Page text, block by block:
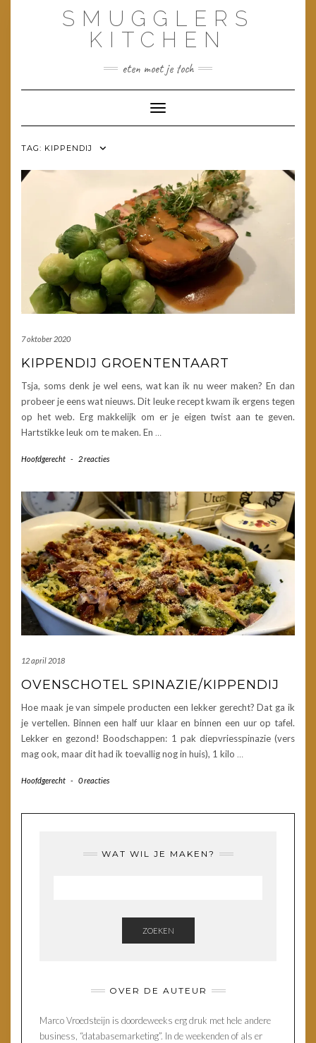
SMUGGLERS
KITCHEN
eten moet je toch
Toggle navigatie
TAG: KIPPENDIJ
7 oktober 2020
KIPPENDIJ GROENTENTAART
Tsja, soms denk je wel eens, wat kan ik nu weer maken? En dan
probeer je eens wat nieuws. Dit leuke recept kwam ik ergens tegen
op het web. Erg makkelijk om er je eigen twist aan te geven.
Hartstikke leuk om te maken. En …
Hoofdgerecht - 2 reacties
12 april 2018
OVENSCHOTEL SPINAZIE/KIPPENDIJ
Hoe maak je van simpele producten een lekker gerecht? Dat ga ik
je vertellen. Binnen een half uur klaar en binnen een uur op tafel.
Lekker en gezond! Boodschappen: 1 pak diepvriesspinazie (vers
mag ook, maar dit had ik toevallig nog in huis), 1 kilo …
Hoofdgerecht - 0 reacties
WAT WIL JE MAKEN?
ZOEKEN
OVER DE AUTEUR
Marco Vroedsteijn is doordeweeks erg druk met hele andere
business, “databasemarketing”. In de weekenden of als er